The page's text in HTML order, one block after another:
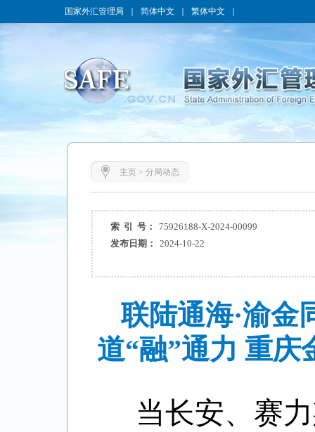
国家外汇管理局 简体中文 繁体中文
主页> 分局动态
索 引 号：
75926188-X-2024-00099
发布日期：
2024-10-22
联陆通海·渝
道“融”通力 重
当长安、赛